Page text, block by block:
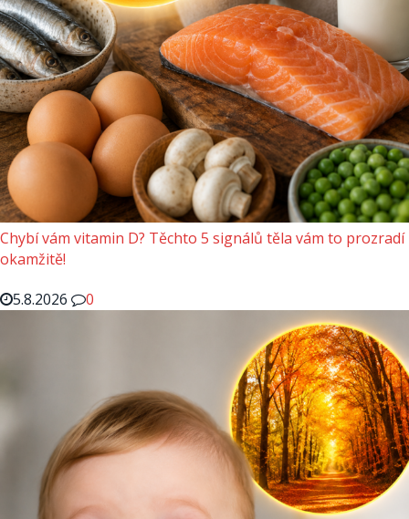
Chybí vám vitamin D? Těchto 5 signálů těla vám to prozradí
okamžitě!
5.8.2026
0